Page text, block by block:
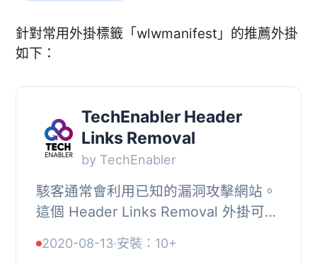
針對常用外掛標籤「wlwmanifest」的推薦外掛
如下：
TechEnabler Header
Links Removal
by TechEnabler
駭客通常會利用已知的漏洞攻擊網站。
這個 Header Links Removal 外掛可以
心功能的版本以及不必要的標籤，保護
2020-08-13·安裝：10+